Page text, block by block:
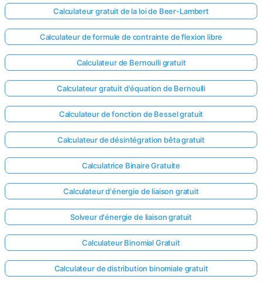
Calculateur gratuit de la loi de Beer-Lambert
Calculateur de formule de contrainte de flexion libre
Calculateur de Bernoulli gratuit
Calculateur gratuit d'équation de Bernoulli
Calculateur de fonction de Bessel gratuit
Calculateur de désintégration bêta gratuit
Calculatrice Binaire Gratuite
Calculateur d'énergie de liaison gratuit
Solveur d'énergie de liaison gratuit
Calculateur Binomial Gratuit
Calculateur de distribution binomiale gratuit